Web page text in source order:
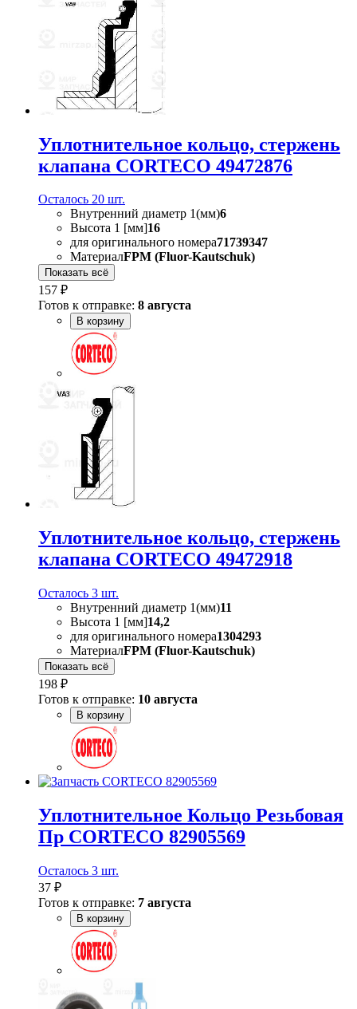
Уплотнительное кольцо, стержень
клапана CORTECO 49472876
Осталось 20 шт.
Внутренний диаметр 1(мм)6
Высота 1 [мм]16
для оригинального номера71739347
МатериалFPM (Fluor-Kautschuk)
Показать всё
157 ₽
Готов к отправке: 8 августа
В корзину
Уплотнительное кольцо, стержень
клапана CORTECO 49472918
Осталось 3 шт.
Внутренний диаметр 1(мм)11
Высота 1 [мм]14,2
для оригинального номера1304293
МатериалFPM (Fluor-Kautschuk)
Показать всё
198 ₽
Готов к отправке: 10 августа
В корзину
Уплотнительное Кольцо Резьбовая
Пр CORTECO 82905569
Осталось 3 шт.
37 ₽
Готов к отправке: 7 августа
В корзину